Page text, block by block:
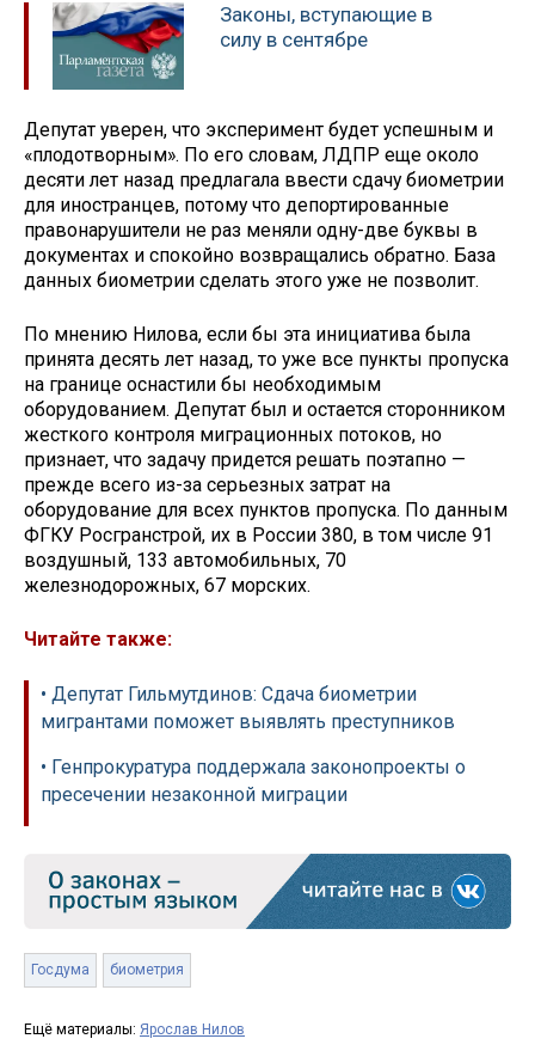
Законы, вступающие в
силу в сентябре
Депутат уверен, что эксперимент будет успешным и
«плодотворным». По его словам, ЛДПР еще около
десяти лет назад предлагала ввести сдачу биометрии
для иностранцев, потому что депортированные
правонарушители не раз меняли одну-две буквы в
документах и спокойно возвращались обратно. База
данных биометрии сделать этого уже не позволит.
По мнению Нилова, если бы эта инициатива была
принята десять лет назад, то уже все пункты пропуска
на границе оснастили бы необходимым
оборудованием. Депутат был и остается сторонником
жесткого контроля миграционных потоков, но
признает, что задачу придется решать поэтапно —
прежде всего из-за серьезных затрат на
оборудование для всех пунктов пропуска. По данным
ФГКУ Росгранстрой, их в России 380, в том числе 91
воздушный, 133 автомобильных, 70
железнодорожных, 67 морских.
Читайте также:
• Депутат Гильмутдинов: Сдача биометрии
мигрантами поможет выявлять преступников
• Генпрокуратура поддержала законопроекты о
пресечении незаконной миграции
Госдума биометрия
Ещё материалы: Ярослав Нилов